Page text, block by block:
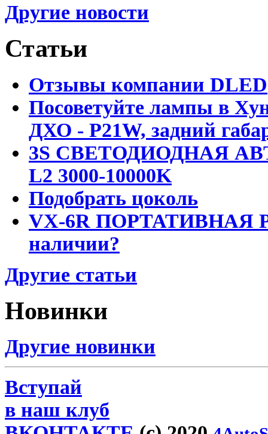
Другие новости
Статьи
Отзывы компании DLED
Посоветуйте лампы в
ДХО - P21W, задний
3S СВЕТОДИОДНАЯ
L2 3000-10000K
Подобрать цоколь
VX-6R ПОРТАТИВНАЯ
наличии?
Другие статьи
Новинки
Другие новинки
Вступай
в наш клуб